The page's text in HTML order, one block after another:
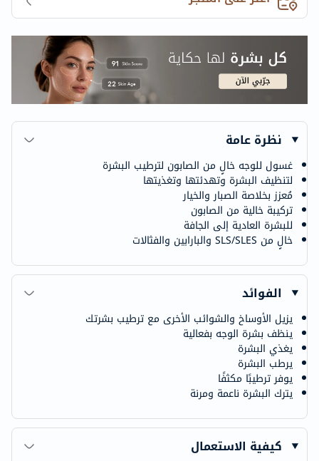
نظرة عامة
غسول للوجه خالٍ من الصابون لترطيب البشرة
لتنظيف البشرة وتهدئتها وتغذيتها
مُعزز بخلاصة الصبار والخيار
تركيبة خالية من الصابون
للبشرة العادية إلى الجافة
خالٍ من SLS/SLES والبارابين والفثالات
الفوائد
يزيل الأوساخ والشوائب الأخرى مع ترطيب بشرتك
ينظف بشرة الوجه بفعالية
يغذي البشرة
يرطب البشرة
يوفر ترطيبًا مكثفًا
يترك البشرة ناعمة ومرنة
كيفية الاستعمال